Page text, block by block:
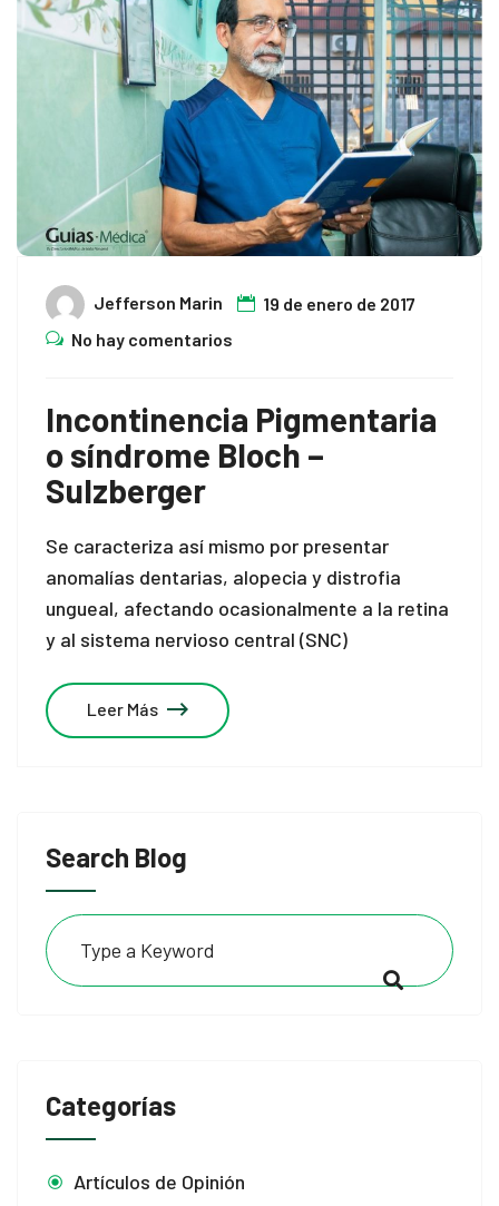
Search Blog
Categorías
Artículos de Opinión
Jefferson Marin
19 de enero de 2017
No hay comentarios
Incontinencia Pigmentaria
o síndrome Bloch –
Sulzberger
Se caracteriza así mismo por presentar
anomalías dentarias, alopecia y distrofia
ungueal, afectando ocasionalmente a la retina
y al sistema nervioso central (SNC)
Leer Más